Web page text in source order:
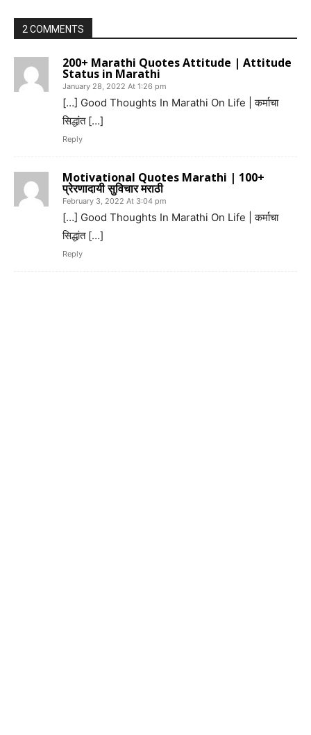
2 COMMENTS
200+ Marathi Quotes Attitude | Attitude
Status in Marathi
January 28, 2022 At 1:26 pm
[…] Good Thoughts In Marathi On Life | कर्माचा
सिद्धांत […]
Reply
Motivational Quotes Marathi | 100+
प्रेरणादायी सुविचार मराठी
February 3, 2022 At 3:04 pm
[…] Good Thoughts In Marathi On Life | कर्माचा
सिद्धांत […]
Reply